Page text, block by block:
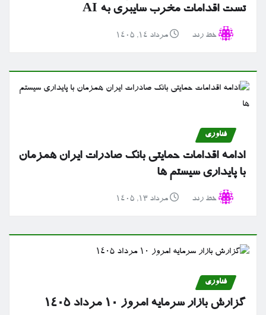
تست اقدامات مخرب سایبری به AI
خط رند مرداد ۱۴, ۱۴۰۵
فناوری
ادامه اقدامات حمایتی بانک صادرات ایران همزمان
با پایداری سیستم ها
خط رند مرداد ۱۳, ۱۴۰۵
فناوری
گزارش بازار سرمایه امروز ۱۰ مرداد ۱۴۰۵